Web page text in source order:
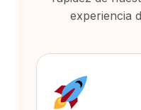
experiencia